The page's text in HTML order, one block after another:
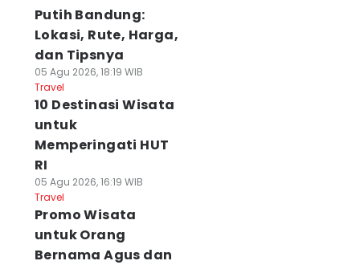
Putih Bandung:
Lokasi, Rute, Harga,
dan Tipsnya
05 Agu 2026, 18:19 WIB
Travel
10 Destinasi Wisata
untuk
Memperingati HUT
RI
05 Agu 2026, 16:19 WIB
Travel
Promo Wisata
untuk Orang
Bernama Agus dan